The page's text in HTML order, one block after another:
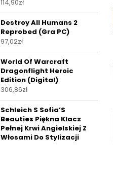
114,90zł
Destroy All Humans 2
Reprobed (Gra PC)
97,02zł
World Of Warcraft
Dragonflight Heroic
Edition (Digital)
306,86zł
Schleich S Sofia’S
Beauties Piękna Klacz
Pełnej Krwi Angielskiej Z
Włosami Do Stylizacji